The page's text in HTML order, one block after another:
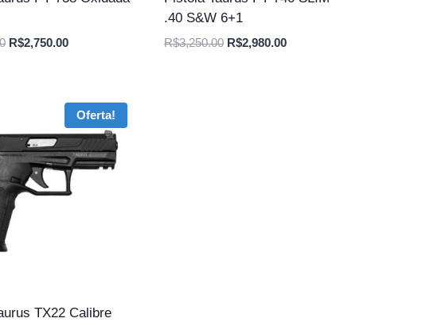
O
R$2,750.00O
R$2,750.00.
.40 S&W 6+1
R$3,250.00 O
R$2,980.00O
Oferta!
TX22 Calibre